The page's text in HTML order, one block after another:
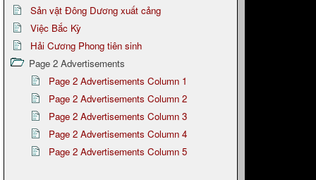
Sản vật Đông Dương xuất cảng
Việc Bắc Kỳ
Hải Cương Phong tiên sinh
Page 2 Advertisements
Page 2 Advertisements Column 1
Page 2 Advertisements Column 2
Page 2 Advertisements Column 3
Page 2 Advertisements Column 4
Page 2 Advertisements Column 5